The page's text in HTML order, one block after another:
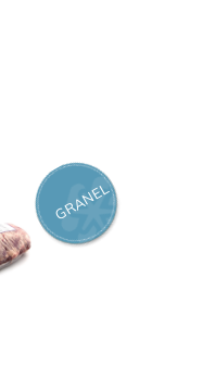
GRANEL